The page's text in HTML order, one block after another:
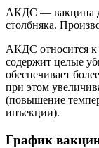
АКДС — вакцина
столбняка.
АКДС относится к
содержит целые
обеспечивает
при этом
(повышение
инъекции).
График